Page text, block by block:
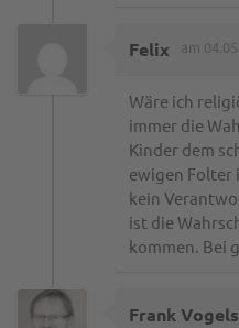
Felix am
Wäre ich
immer die
Kinder dem
ewigen Folter
kein
ist die
kommen. Bei
Frank